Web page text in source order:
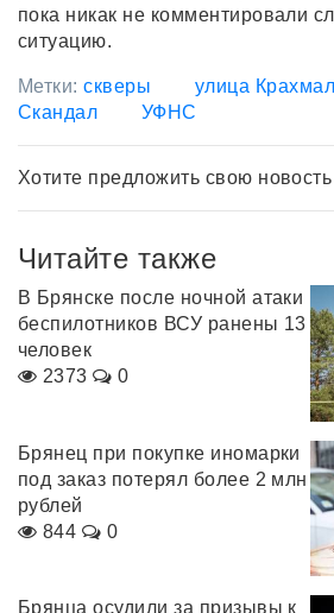
пока никак не комментировали
ситуацию.
Метки:скверы
улица
Скандал
УФНС
Хотите предложить свою
Читайте также
В Брянске после ночной атаки
беспилотников ВСУ ранены 13
человек
2373
0
Брянец при покупке иномарки
под заказ потерял более 2 млн
рублей
844
0
Брянца осудили за призывы к